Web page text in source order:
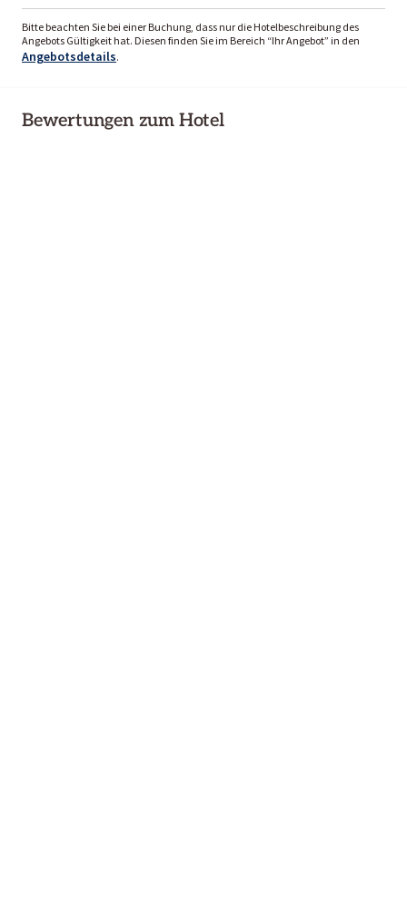
Bitte beachten Sie bei einer Buchung, dass nur die Hotelbeschreibung des
Angebots Gültigkeit hat. Diesen finden Sie im Bereich “Ihr Angebot” in den
Angebotsdetails.
Bewertungen zum Hotel